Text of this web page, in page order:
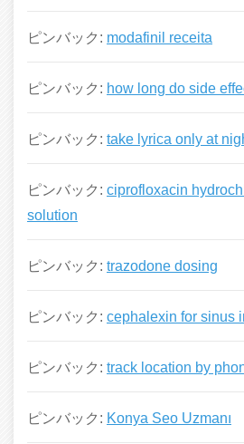
ピンバック: modafinil receita
ピンバック: how long do side
ピンバック: take lyrica only at
ピンバック: ciprofloxacin
solution
ピンバック: trazodone dosing
ピンバック: cephalexin for sinus
ピンバック: track location by
ピンバック: Konya Seo Uzmanı